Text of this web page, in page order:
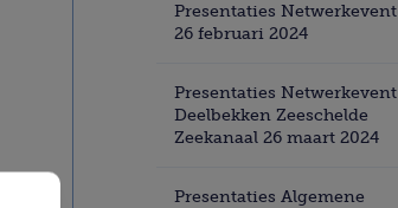
Presentaties Netwerkevent
26 februari 2024
Presentaties Netwerkevent
Deelbekken Zeeschelde
Zeekanaal 26 maart 2024
Presentaties Algemene